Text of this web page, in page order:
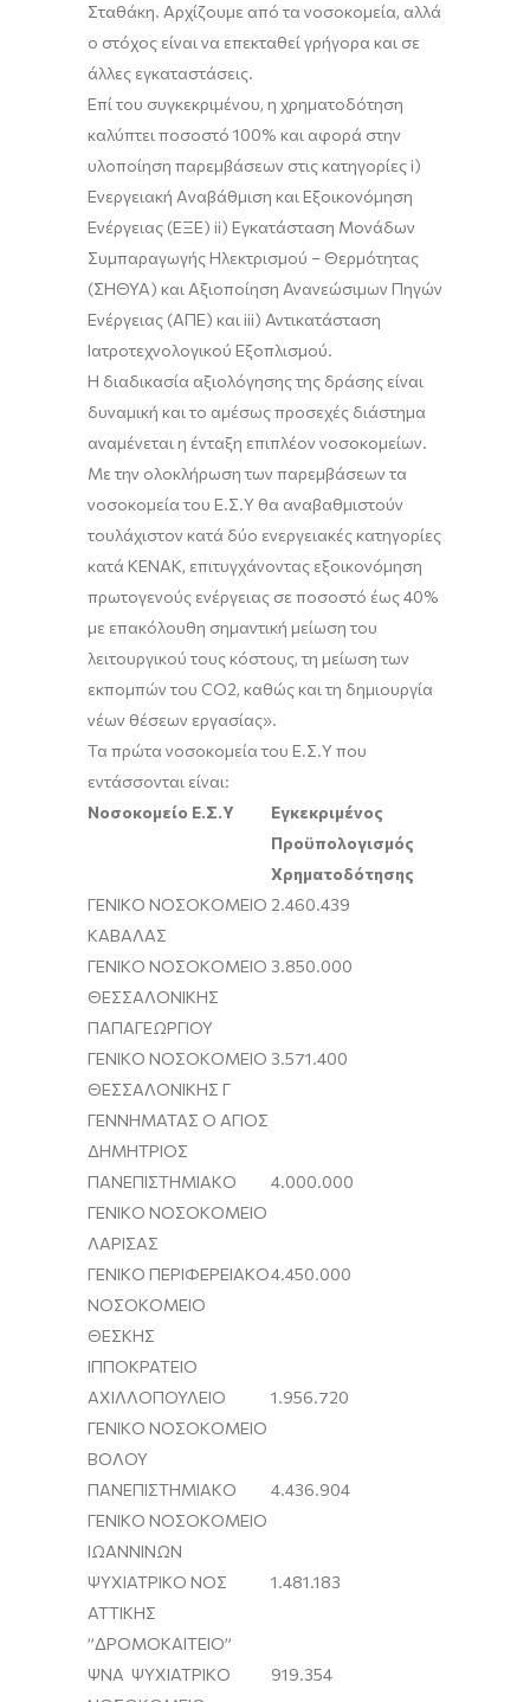
Σταθάκη. Αρχίζουμε από τα νοσοκομεία, αλλά
ο στόχος είναι να επεκταθεί γρήγορα και σε
άλλες εγκαταστάσεις.
Επί του συγκεκριμένου, η χρηματοδότηση
καλύπτει ποσοστό 100% και αφορά στην
υλοποίηση παρεμβάσεων στις κατηγορίες i)
Ενεργειακή Aναβάθμιση και Εξοικονόμηση
Ενέργειας (ΕΞΕ) ii) Εγκατάσταση Μονάδων
Συμπαραγωγής Ηλεκτρισμού – Θερμότητας
(ΣΗΘΥΑ) και Αξιοποίηση Ανανεώσιμων Πηγών
Ενέργειας (ΑΠΕ) και iii) Αντικατάσταση
Ιατροτεχνολογικού Εξοπλισμού.
Η διαδικασία αξιολόγησης της δράσης είναι
δυναμική και το αμέσως προσεχές διάστημα
αναμένεται η ένταξη επιπλέον νοσοκομείων.
Με την ολοκλήρωση των παρεμβάσεων τα
νοσοκομεία του Ε.Σ.Υ θα αναβαθμιστούν
τουλάχιστον κατά δύο ενεργειακές κατηγορίες
κατά ΚΕΝΑΚ, επιτυγχάνοντας εξοικονόμηση
πρωτογενούς ενέργειας σε ποσοστό έως 40%
με επακόλουθη σημαντική μείωση του
λειτουργικού τους κόστους, τη μείωση των
εκπομπών του CO2, καθώς και τη δημιουργία
νέων θέσεων εργασίας».
Τα πρώτα νοσοκομεία του Ε.Σ.Υ που
εντάσσονται είναι:
Νοσοκομείο Ε.Σ.Υ
Εγκεκριμένος
Προϋπολογισμός
Χρηματοδότησης
ΓΕΝΙΚΟ ΝΟΣΟΚΟΜΕΙΟ
ΚΑΒΑΛΑΣ
2.460.439
ΓΕΝΙΚΟ ΝΟΣΟΚΟΜΕΙΟ
ΘΕΣΣΑΛΟΝΙΚΗΣ
ΠΑΠΑΓΕΩΡΓΙΟΥ
3.850.000
ΓΕΝΙΚΟ ΝΟΣΟΚΟΜΕΙΟ
ΘΕΣΣΑΛΟΝΙΚΗΣ Γ
ΓΕΝΝΗΜΑΤΑΣ Ο ΑΓΙΟΣ
ΔΗΜΗΤΡΙΟΣ
3.571.400
ΠΑΝΕΠΙΣΤΗΜΙΑΚΟ
ΓΕΝΙΚΟ ΝΟΣΟΚΟΜΕΙΟ
ΛΑΡΙΣΑΣ
4.000.000
ΓΕΝΙΚΟ ΠΕΡΙΦΕΡΕΙΑΚΟ
ΝΟΣΟΚΟΜΕΙΟ
ΘΕΣΚΗΣ
ΙΠΠΟΚΡΑΤΕΙΟ
4.450.000
ΑΧΙΛΛΟΠΟΥΛΕΙΟ
ΓΕΝΙΚΟ ΝΟΣΟΚΟΜΕΙΟ
ΒΟΛΟΥ
1.956.720
ΠΑΝΕΠΙΣΤΗΜΙΑΚΟ
ΓΕΝΙΚΟ ΝΟΣΟΚΟΜΕΙΟ
ΙΩΑΝΝΙΝΩΝ
4.436.904
ΨΥΧΙΑΤΡΙΚΟ ΝΟΣ
ΑΤΤΙΚΗΣ
”ΔΡΟΜΟΚΑΙΤΕΙΟ”
1.481.183
ΨΝΑ ΨΥΧΙΑΤΡΙΚΟ
919.354